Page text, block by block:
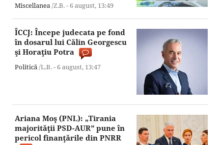
Miscellanea/Z.B. -6 august, 13:49
ÎCCJ: Începe judecata pe fond
în dosarul lui Călin Georgescu
şi Horaţiu Potra
Politică/L.B. -6 august, 13:47
Ariana Moş (PNL): „Tirania
majorităţii PSD-AUR” pune în
pericol finanţările din PNRR